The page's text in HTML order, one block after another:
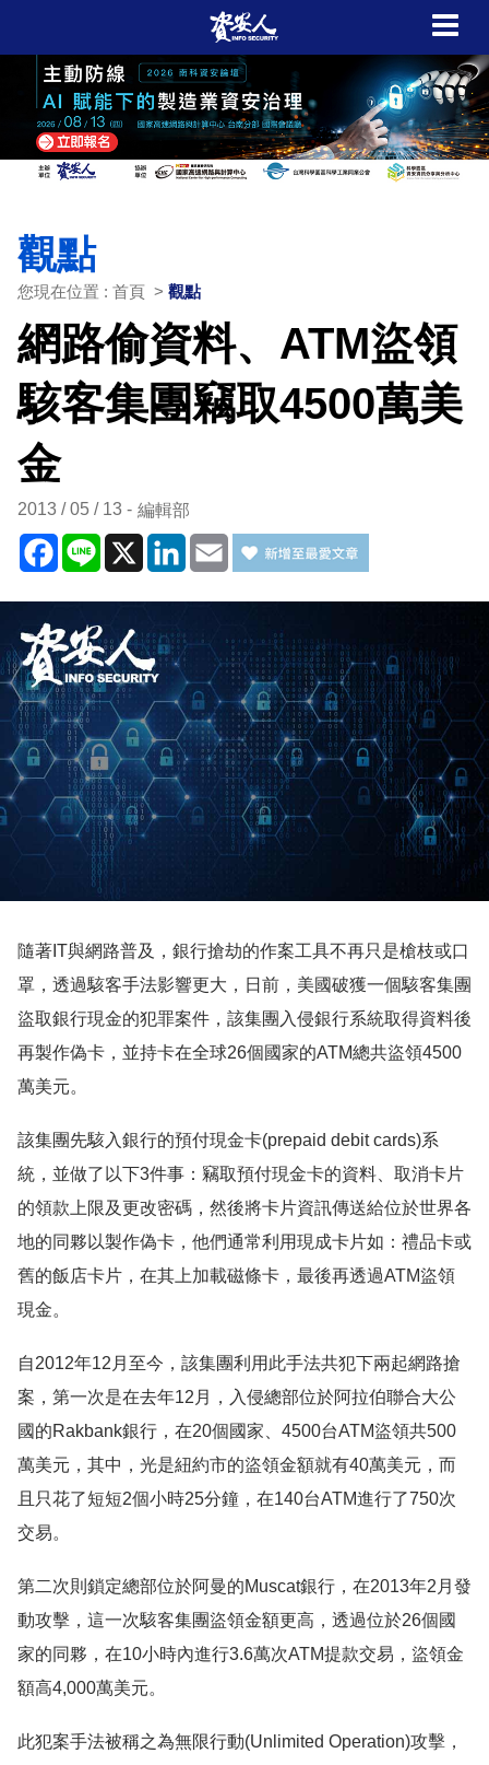
觀點
您現在位置 : 首頁 > 觀點
網路偷資料、ATM盜領
駭客集團竊取4500萬美
金
2013 / 05 / 13 編輯部
Facebook
Line X LinkedIn
Email
隨著IT與網路普及，銀行搶劫的作案工具不再只是槍枝或口
罩，透過駭客手法影響更大，日前，美國破獲一個駭客集團
盜取銀行現金的犯罪案件，該集團入侵銀行系統取得資料後
再製作偽卡，並持卡在全球26個國家的ATM總共盜領4500
萬美元。
該集團先駭入銀行的預付現金卡(prepaid debit cards)系
統，並做了以下3件事：竊取預付現金卡的資料、取消卡片
的領款上限及更改密碼，然後將卡片資訊傳送給位於世界各
地的同夥以製作偽卡，他們通常利用現成卡片如：禮品卡或
舊的飯店卡片，在其上加載磁條卡，最後再透過ATM盜領
現金。
自2012年12月至今，該集團利用此手法共犯下兩起網路搶
案，第一次是在去年12月，入侵總部位於阿拉伯聯合大公
國的Rakbank銀行，在20個國家、4500台ATM盜領共500
萬美元，其中，光是紐約市的盜領金額就有40萬美元，而
且只花了短短2個小時25分鐘，在140台ATM進行了750次
交易。
第二次則鎖定總部位於阿曼的Muscat銀行，在2013年2月發
動攻擊，這一次駭客集團盜領金額更高，透過位於26個國
家的同夥，在10小時內進行3.6萬次ATM提款交易，盜領金
額高4,000萬美元。
此犯案手法被稱之為無限行動(Unlimited Operation)攻擊，